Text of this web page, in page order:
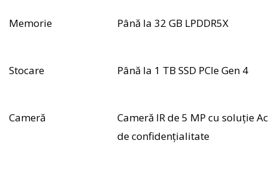
Memorie Până la 32 GB LPDDR5X
Stocare Până la 1 TB SSD PCIe Gen 4
Cameră
Cameră IR de 5 MP cu soluție
de confidențialitate